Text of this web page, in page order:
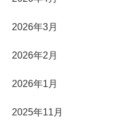
2026年3月
2026年2月
2026年1月
2025年11月